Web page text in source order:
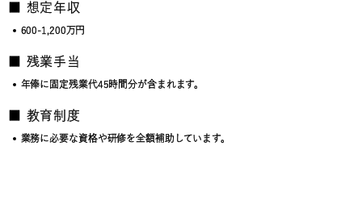
■ 想定年収
600-1,200万円
■ 残業手当
年俸に固定残業代45時間分が含まれます。
■ 教育制度
業務に必要な資格や研修を全額補助しています。